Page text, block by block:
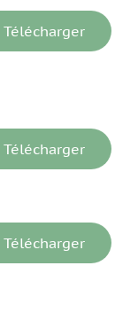
Télécharger
Télécharger
Télécharger